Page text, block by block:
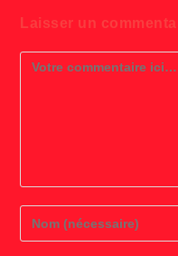
Laisser un
Comment
Enter
your